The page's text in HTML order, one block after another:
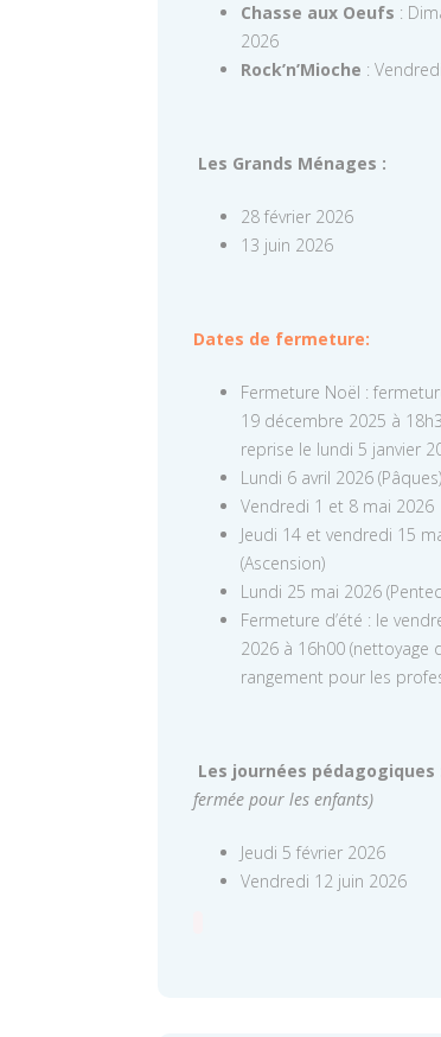
Chasse aux Oeufs :
2026
Rock’n’Mioche :
Les Grands Ménages :
28 février 2026
13 juin 2026
Dates de fermeture:
Fermeture Noël :
19 décembre 2025 à
reprise le lundi 5 janvier
Lundi 6 avril 2026 (Pâques)
Vendredi 1 et 8 mai 2026
Jeudi 14 et vendredi 15
(Ascension)
Lundi 25 mai 2026
Fermeture d’été : le
2026 à 16h00 (nettoyage
rangement pour les
Les journées pédagogiques
fermée pour les enfants)
Jeudi 5 février 2026
Vendredi 12 juin 2026